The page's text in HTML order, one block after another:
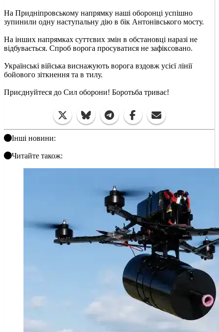
На Придніпровському напрямку наші оборонці успішно
зупинили одну наступальну дію в бік Антонівського мосту.
На інших напрямках суттєвих змін в обстановці наразі не
відбувається. Спроб ворога просуватися не зафіксовано.
Українські війська виснажують ворога вздовж усієї лінії
бойового зіткнення та в тилу.
Приєднуйтеся до Сил оборони! Боротьба триває!
Інші новини:
Читайте також: